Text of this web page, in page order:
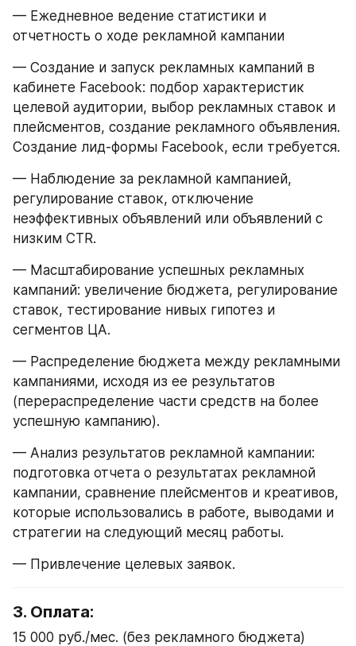
— Ежедневное ведение статистики и
отчетность о ходе рекламной кампании
— Создание и запуск рекламных кампаний в
кабинете Facebook: подбор характеристик
целевой аудитории, выбор рекламных ставок и
плейсментов, создание рекламного объявления.
Создание лид-формы Facebook, если требуется.
— Наблюдение за рекламной кампанией,
регулирование ставок, отключение
неэффективных объявлений или объявлений с
низким CTR.
— Масштабирование успешных рекламных
кампаний: увеличение бюджета, регулирование
ставок, тестирование нивых гипотез и
сегментов ЦА.
— Распределение бюджета между рекламными
кампаниями, исходя из ее результатов
(перераспределение части средств на более
успешную кампанию).
— Анализ результатов рекламной кампании:
подготовка отчета о результатах рекламной
кампании, сравнение плейсментов и креативов,
которые использовались в работе, выводами и
стратегии на следующий месяц работы.
— Привлечение целевых заявок.
3. Оплата:
15 000 руб./мес. (без рекламного бюджета)